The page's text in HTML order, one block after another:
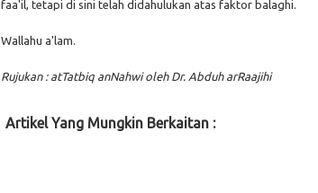
faa'il, tetapi di sini telah didahulukan atas faktor balaghi.
Wallahu a'lam.
Rujukan : atTatbiq anNahwi oleh Dr. Abduh arRaajihi
Artikel Yang Mungkin Berkaitan :